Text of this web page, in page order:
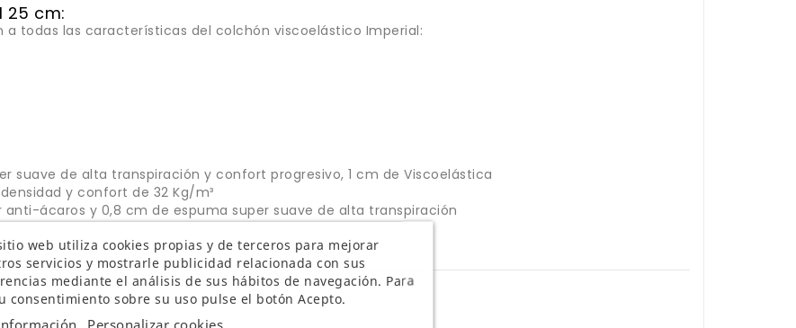
25 cm:
todas las características del colchón viscoelástico Imperial:
suave de alta transpiración y confort progresivo, 1 cm de Viscoelástica
y confort de 32 Kg/m³
anti-ácaros y 0,8 cm de espuma super suave de alta transpiración
web utiliza cookies propias y de terceros para mejorar
servicios y mostrarle publicidad relacionada con sus
mediante el análisis de sus hábitos de navegación. Para
consentimiento sobre su uso pulse el botón Acepto.
Personalizar cookies